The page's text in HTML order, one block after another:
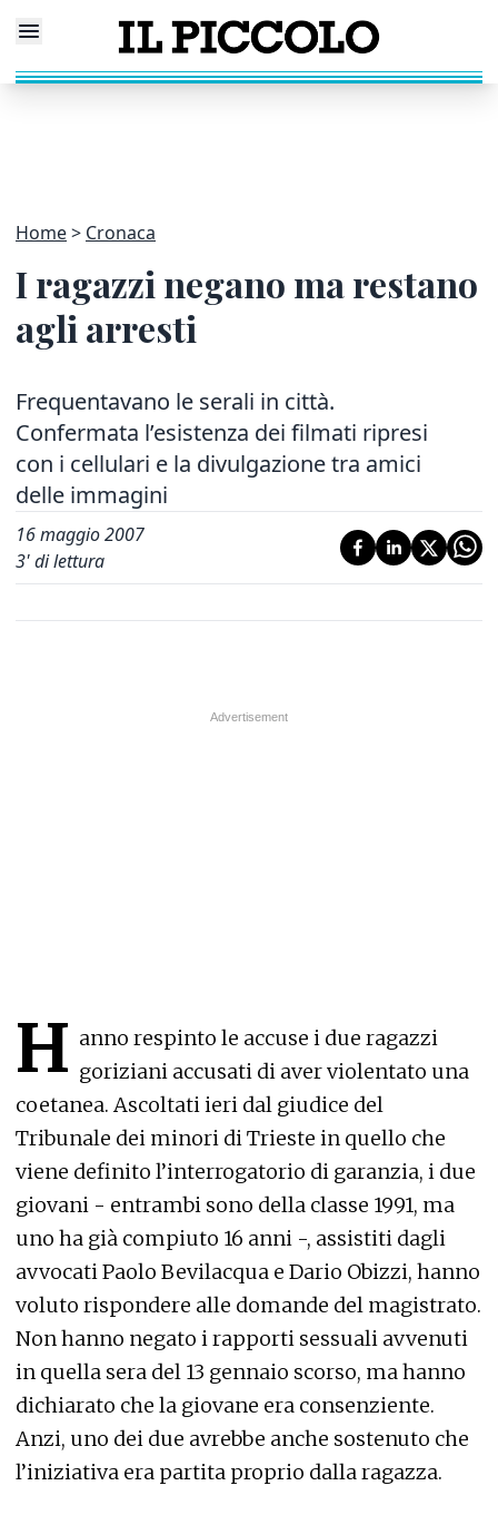
Home Cronaca
I ragazzi negano ma restano
agli arresti
Frequentavano le serali in città.
Confermata l’esistenza dei filmati ripresi
con i cellulari e la divulgazione tra amici
delle immagini
16 maggio 2007
3' di lettura
H anno respinto le accuse i due ragazzi
goriziani accusati di aver violentato una
coetanea. Ascoltati ieri dal giudice del
Tribunale dei minori di Trieste in quello che
viene definito l’interrogatorio di garanzia, i due
giovani - entrambi sono della classe 1991, ma
uno ha già compiuto 16 anni -, assistiti dagli
avvocati Paolo Bevilacqua e Dario Obizzi, hanno
voluto rispondere alle domande del magistrato.
Non hanno negato i rapporti sessuali avvenuti
in quella sera del 13 gennaio scorso, ma hanno
dichiarato che la giovane era consenziente.
Anzi, uno dei due avrebbe anche sostenuto che
l’iniziativa era partita proprio dalla ragazza.